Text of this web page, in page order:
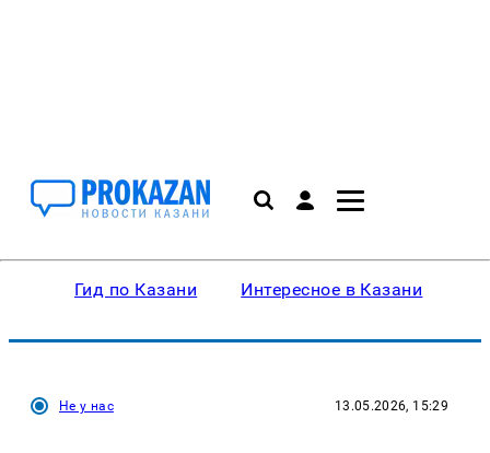
Гид по Казани Интересное в Казани
Не у нас 13.05.2026, 15:29